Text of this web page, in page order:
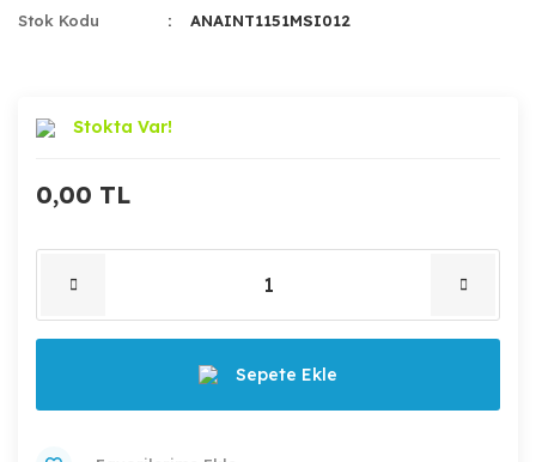
Stok Kodu ANAINT1151MSI012
Stokta Var!
0,00 TL
Sepete Ekle